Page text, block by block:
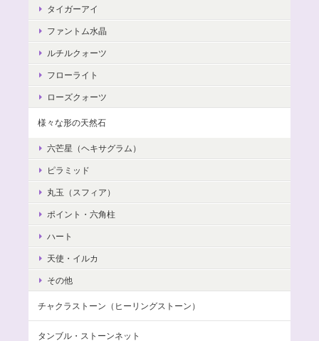
タイガーアイ
ファントム水晶
ルチルクォーツ
フローライト
ローズクォーツ
様々な形の天然石
六芒星（ヘキサグラム）
ピラミッド
丸玉（スフィア）
ポイント・六角柱
ハート
天使・イルカ
その他
チャクラストーン（ヒーリングストーン）
タンブル・ストーンネット